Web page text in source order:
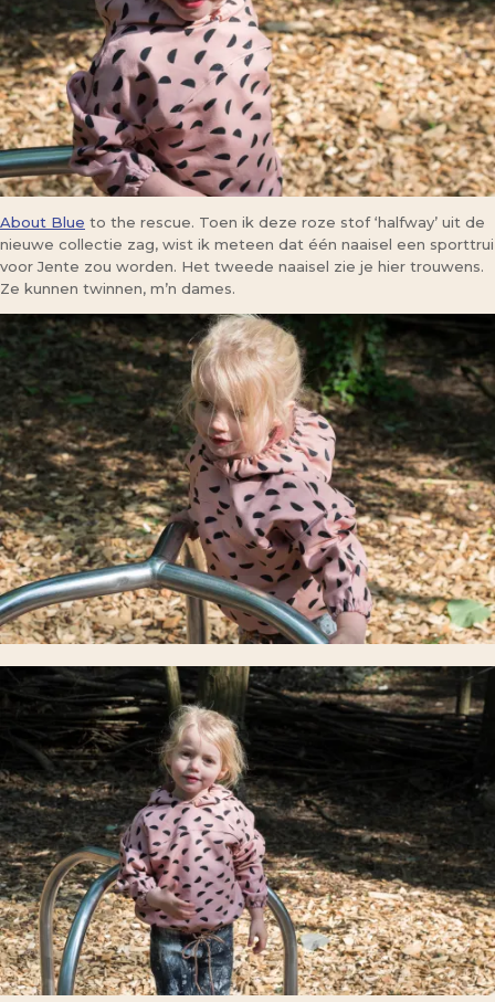
About Blue to the rescue. Toen ik deze roze stof ‘halfway’ uit de
nieuwe collectie zag, wist ik meteen dat één naaisel een sporttrui
voor Jente zou worden. Het tweede naaisel zie je hier trouwens.
Ze kunnen twinnen, m’n dames.